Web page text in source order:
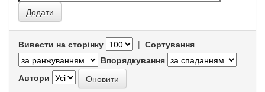
Вивести на сторінку | Сортування
Впорядкування
Автори